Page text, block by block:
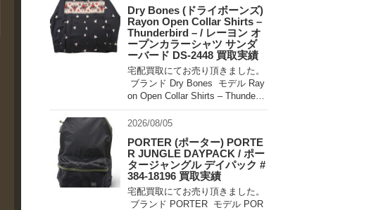
Dry Bones (ドライボーンズ)
Rayon Open Collar Shirts –
Thunderbird – / レーヨン オ
ープンカラーシャツ サンダ
ーバード DS-2448 買取実績
宅配買取にてお売り頂きました。
ブランド Dry Bones モデル Ray
on Open Collar Shirts – Thunderbi
rd – DS-2448 買取相場 お問い合
わせ […]
2026/08/05
PORTER (ポーター) PORTE
R JUNGLE DAYPACK / ポー
タージャングル デイパック #
384-18196 買取実績
宅配買取にてお売り頂きました。
ブランド PORTER モデル POR